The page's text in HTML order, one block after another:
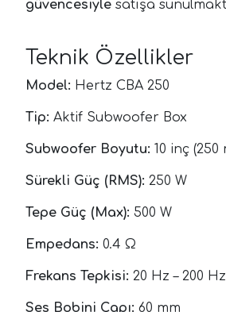
güvencesiyle satışa
Teknik Özellikler
Model: Hertz CBA 250
Tip: Aktif Subwoofer Box
Subwoofer Boyutu: 10 inç (250
Sürekli Güç (RMS): 250 W
Tepe Güç (Max): 500 W
Empedans: 0.4 Ω
Frekans Tepkisi: 20 Hz – 200 Hz
Ses Bobini Çapı: 60 mm